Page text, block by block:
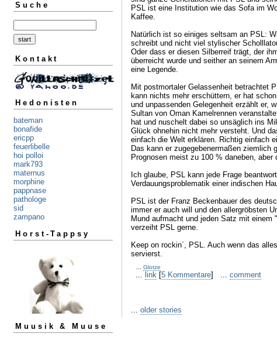
Suche
Kontakt
Hedonisten
bateman
bonafide
ericpp
feuerlibelle
hoi polloi
mark793
maternus
morphine
pappnase
pathologe
sid
zampano
Horst-Tappsy
Muusik & Muuse
PSL ist eine Institution wie das Sofa im
Kaffee.
Natürlich ist so einiges seltsam an PSL:
schreibt und nicht viel stylischer
Oder dass er diesen Silberreif trägt, der
überreicht wurde und seither an seinem
eine Legende.
Mit postmortaler Gelassenheit betrachtet
kann nichts mehr erschüttern, er hat
und unpassenden Gelegenheit erzählt er,
Sultan von Oman Kamelrennen
hat und nuschelt dabei so unsäglich ins
Glück ohnehin nicht mehr versteht. Und
einfach die Welt erklären. Richtig einfach
Das kann er zugegebenermaßen ziemlich
Prognosen meist zu 100 % daneben, aber
Ich glaube, PSL kann jede Frage
Verdauungsproblematik einer indischen
PSL ist der Franz Beckenbauer des
immer er auch will und den allergröbsten
Mund aufmacht und jeden Satz mit einem
verzeiht PSL gerne.
Keep on rockin´, PSL. Auch wenn das
servierst.
Glotze
... link [5 Kommentare] ... comment
... older stories